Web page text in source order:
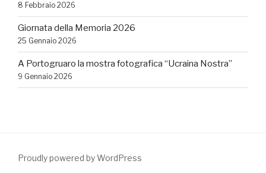
8 Febbraio 2026
Giornata della Memoria 2026
25 Gennaio 2026
A Portogruaro la mostra fotografica “Ucraina Nostra”
9 Gennaio 2026
Proudly powered by WordPress